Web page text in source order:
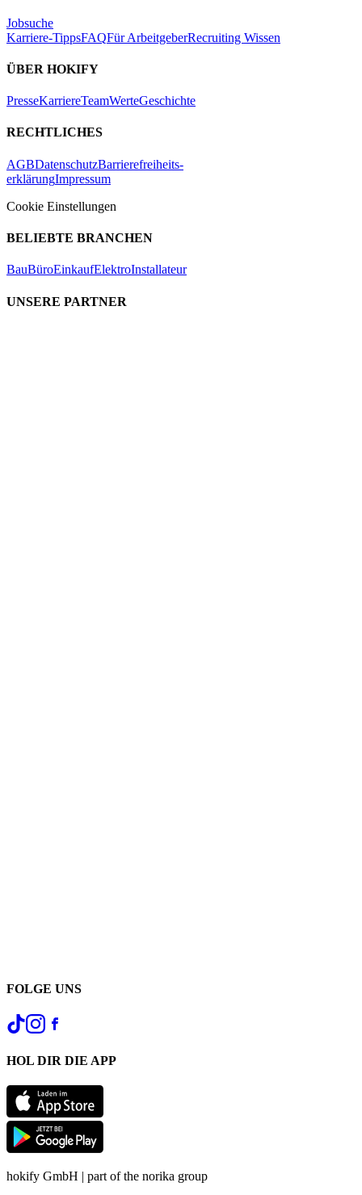
Jobsuche
Karriere-TippsFAQFür ArbeitgeberRecruiting Wissen
ÜBER HOKIFY
PresseKarriereTeamWerteGeschichte
RECHTLICHES
AGBDatenschutzBarrierefreiheits-
erklärungImpressum
Cookie Einstellungen
BELIEBTE BRANCHEN
BauBüroEinkaufElektroInstallateur
UNSERE PARTNER
FOLGE UNS
HOL DIR DIE APP
hokify GmbH | part of the norika group